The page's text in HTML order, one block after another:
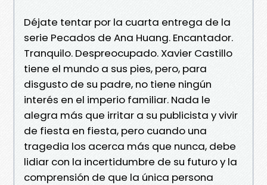
Déjate tentar por la cuarta entrega de la
serie Pecados de Ana Huang. Encantador.
Tranquilo. Despreocupado. Xavier Castillo
tiene el mundo a sus pies, pero, para
disgusto de su padre, no tiene ningún
interés en el imperio familiar. Nada le
alegra más que irritar a su publicista y vivir
de fiesta en fiesta, pero cuando una
tragedia los acerca más que nunca, debe
lidiar con la incertidumbre de su futuro y la
comprensión de que la única persona